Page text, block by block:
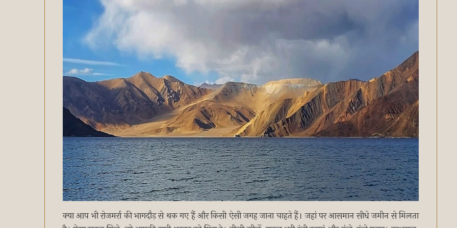
क्या आप भी रोजमर्रा की भागदौड़ से थक गए हैं और किसी ऐसी जगह जाना चाहते हैं। जहां पर आसमान सीधे जमीन से मिलता